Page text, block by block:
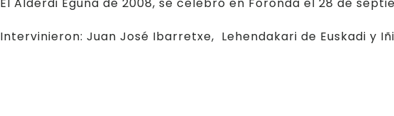
Intervinieron: Juan José Ibarretxe, Lehendakari de Euskadi y